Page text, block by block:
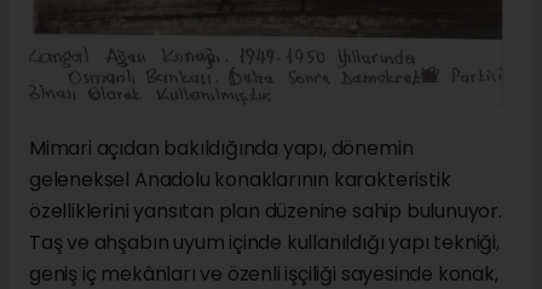
Mimari açıdan bakıldığında yapı, dönemin
geleneksel Anadolu konaklarının karakteristik
özelliklerini yansıtan plan düzenine sahip bulunuyor.
Taş ve ahşabın uyum içinde kullanıldığı yapı tekniği,
geniş iç mekânları ve özenli işçiliği sayesinde konak,